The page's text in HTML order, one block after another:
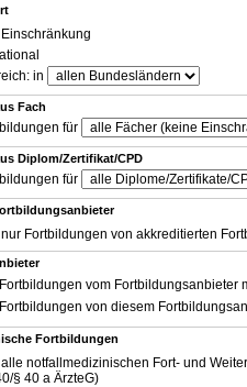
: in
Fach
für
Diplom/Zertifikat/CPD
für
nur Fortbildungen von akkreditierten
vom Fortbildungsanbieter
von diesem
Fortbildungen
alle notfallmedizinischen Fort- und
§ 40 a ÄrzteG)